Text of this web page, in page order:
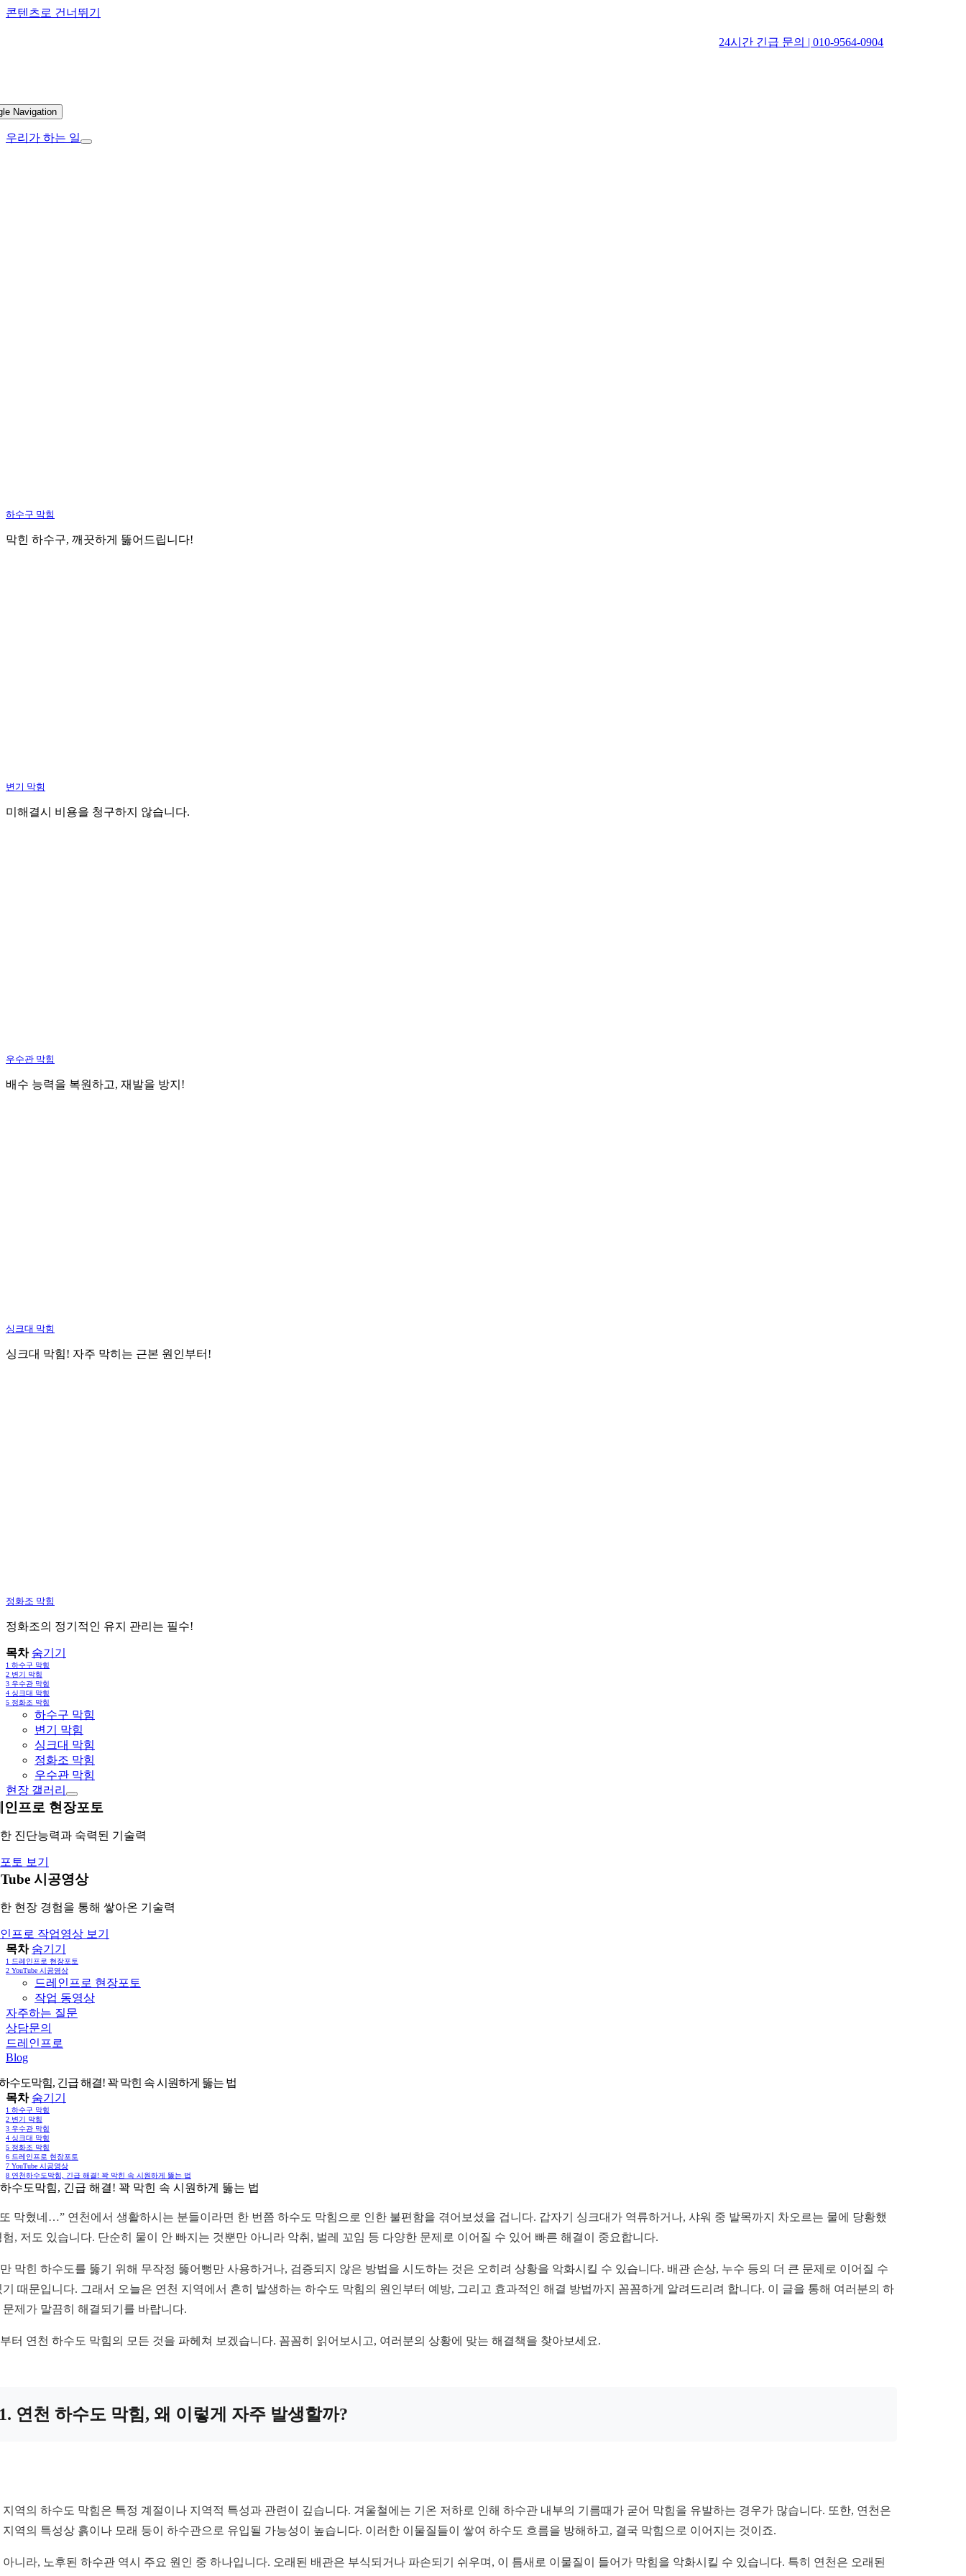
콘텐츠로 건너뛰기
24시간 긴급 문의 | 010-9564-0904
Navigation
우리가 하는 일
하수구 막힘
막힌 하수구, 깨끗하게 뚫어드립니다!
변기 막힘
미해결시 비용을 청구하지 않습니다.
우수관 막힘
배수 능력을 복원하고, 재발을 방지!
싱크대 막힘
싱크대 막힘! 자주 막히는 근본 원인부터!
정화조 막힘
정화조의 정기적인 유지 관리는 필수!
목차 숨기기
1 하수구 막힘
2 변기 막힘
3 우수관 막힘
4 싱크대 막힘
5 정화조 막힘
하수구 막힘
변기 막힘
싱크대 막힘
정화조 막힘
우수관 막힘
현장 갤러리
인프로 현장포토
진단능력과 숙력된 기술력
토 보기
시공영상
현장 경험을 통해 쌓아온 기술력
프로 작업영상 보기
목차 숨기기
1 드레인프로 현장포토
2 YouTube 시공영상
드레인프로 현장포토
작업 동영상
자주하는 질문
상담문의
드레인프로
Blog
수도막힘, 긴급 해결! 꽉 막힌 속 시원하게 뚫는 법
목차 숨기기
1 하수구 막힘
2 변기 막힘
3 우수관 막힘
4 싱크대 막힘
5 정화조 막힘
6 드레인프로 현장포토
7 YouTube 시공영상
8 연천하수도막힘, 긴급 해결! 꽉 막힌 속 시원하게 뚫는 법
수도막힘, 긴급 해결! 꽉 막힌 속 시원하게 뚫는 법
막혔네…” 연천에서 생활하시는 분들이라면 한 번쯤 하수도 막힘으로 인한 불편함을 겪어보셨을 겁니다. 갑자기 싱크대가 역류하거나, 샤워 중 발목까지 차오르는 물에 당황했
험, 저도 있습니다. 단순히 물이 안 빠지는 것뿐만 아니라 악취, 벌레 꼬임 등 다양한 문제로 이어질 수 있어 빠른 해결이 중요합니다.
막힌 하수도를 뚫기 위해 무작정 뚫어뻥만 사용하거나, 검증되지 않은 방법을 시도하는 것은 오히려 상황을 악화시킬 수 있습니다. 배관 손상, 누수 등의 더 큰 문제로 이어질 수
기 때문입니다. 그래서 오늘은 연천 지역에서 흔히 발생하는 하수도 막힘의 원인부터 예방, 그리고 효과적인 해결 방법까지 꼼꼼하게 알려드리려 합니다. 이 글을 통해 여러분의 하
문제가 말끔히 해결되기를 바랍니다.
터 연천 하수도 막힘의 모든 것을 파헤쳐 보겠습니다. 꼼꼼히 읽어보시고, 여러분의 상황에 맞는 해결책을 찾아보세요.
연천 하수도 막힘, 왜 이렇게 자주 발생할까?
지역의 하수도 막힘은 특정 계절이나 지역적 특성과 관련이 깊습니다. 겨울철에는 기온 저하로 인해 하수관 내부의 기름때가 굳어 막힘을 유발하는 경우가 많습니다. 또한, 연천은
지역의 특성상 흙이나 모래 등이 하수관으로 유입될 가능성이 높습니다. 이러한 이물질들이 쌓여 하수도 흐름을 방해하고, 결국 막힘으로 이어지는 것이죠.
아니라, 노후된 하수관 역시 주요 원인 중 하나입니다. 오래된 배관은 부식되거나 파손되기 쉬우며, 이 틈새로 이물질이 들어가 막힘을 악화시킬 수 있습니다. 특히 연천은 오래된